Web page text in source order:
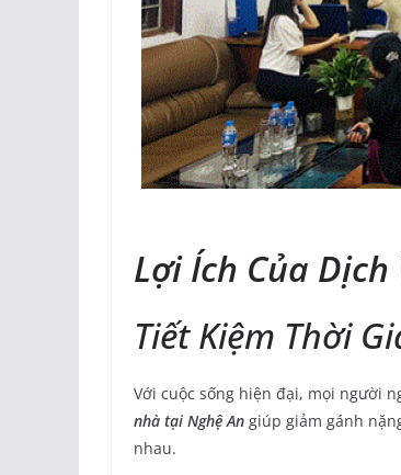
Lợi Ích Của
Tiết Kiệm Thời
Với cuộc sống hiện đại, mọi người
nhà tại Nghệ An giúp giảm gánh
nhau.